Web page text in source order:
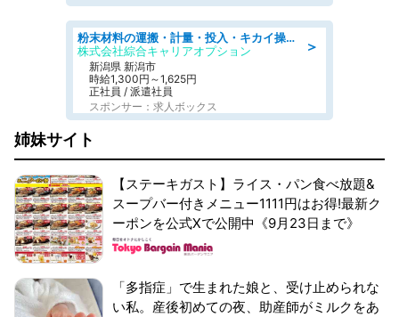
＞
粉末材料の運搬・計量・投入・キカイ操作/オンライン登録
株式会社綜合キャリアオプション
新潟県 新潟市
時給1,300円～1,625円
正社員 / 派遣社員
スポンサー：求人ボックス
姉妹サイト
【ステーキガスト】ライス・パン食べ放題&
スープバー付きメニュー1111円はお得!最新ク
ーポンを公式Xで公開中《9月23日まで》
「多指症」で生まれた娘と、受け止められな
い私。産後初めての夜、助産師がミルクをあ